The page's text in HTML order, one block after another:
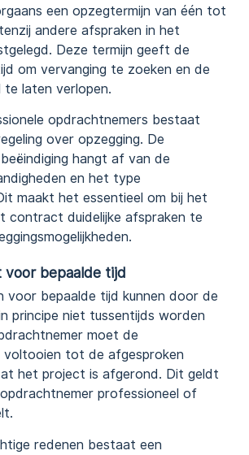
een opzegtermijn van één tot
andere afspraken in het
Deze termijn geeft de
om vervanging te zoeken en de
te laten verlopen.
opdrachtnemers bestaat
over opzegging. De
hangt af van de
en het type
maakt het essentieel om bij het
contract duidelijke afspraken te
bepaalde tijd
voor bepaalde tijd kunnen door de
principe niet tussentijds worden
moet de
voltooien tot de afgesproken
het project is afgerond. Dit geldt
professioneel of
redenen bestaat een